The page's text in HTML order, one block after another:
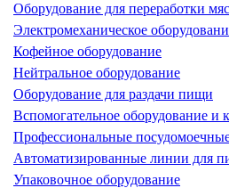
Оборудование для переработки
Электромеханическое
Кофейное оборудование
Нейтральное оборудование
Оборудование для раздачи пищи
Вспомогательное оборудование и
Профессиональные
Автоматизированные линии для
Упаковочное оборудование